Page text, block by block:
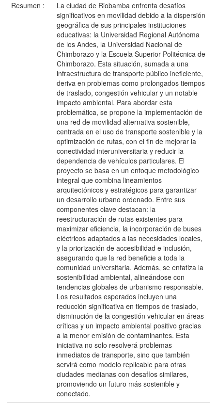
Resumen :
La ciudad de Riobamba enfrenta desafíos
significativos en movilidad debido a la dispersión
geográfica de sus principales instituciones
educativas: la Universidad Regional Autónoma
de los Andes, la Universidad Nacional de
Chimborazo y la Escuela Superior Politécnica de
Chimborazo. Esta situación, sumada a una
infraestructura de transporte público ineficiente,
deriva en problemas como prolongados tiempos
de traslado, congestión vehicular y un notable
impacto ambiental. Para abordar esta
problemática, se propone la implementación de
una red de movilidad alternativa sostenible,
centrada en el uso de transporte sostenible y la
optimización de rutas, con el fin de mejorar la
conectividad interuniversitaria y reducir la
dependencia de vehículos particulares. El
proyecto se basa en un enfoque metodológico
integral que combina lineamientos
arquitectónicos y estratégicos para garantizar
un desarrollo urbano ordenado. Entre sus
componentes clave destacan: la
reestructuración de rutas existentes para
maximizar eficiencia, la incorporación de buses
eléctricos adaptados a las necesidades locales,
y la priorización de accesibilidad e inclusión,
asegurando que la red beneficie a toda la
comunidad universitaria. Además, se enfatiza la
sostenibilidad ambiental, alineándose con
tendencias globales de urbanismo responsable.
Los resultados esperados incluyen una
reducción significativa en tiempos de traslado,
disminución de la congestión vehicular en áreas
críticas y un impacto ambiental positivo gracias
a la menor emisión de contaminantes. Esta
iniciativa no solo resolverá problemas
inmediatos de transporte, sino que también
servirá como modelo replicable para otras
ciudades medianas con desafíos similares,
promoviendo un futuro más sostenible y
conectado.